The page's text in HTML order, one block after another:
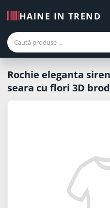
HAINE IN TREND
Rochie eleganta
seara cu flori 3D